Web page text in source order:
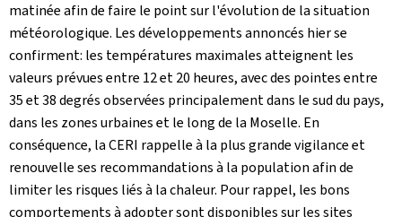
matinée afin de faire le point sur l'évolution de la situation
météorologique. Les développements annoncés hier se
confirment: les températures maximales atteignent les
valeurs prévues entre 12 et 20 heures, avec des pointes entre
35 et 38 degrés observées principalement dans le sud du pays,
dans les zones urbaines et le long de la Moselle. En
conséquence, la CERI rappelle à la plus grande vigilance et
renouvelle ses recommandations à la population afin de
limiter les risques liés à la chaleur. Pour rappel, les bons
comportements à adopter sont disponibles sur les sites